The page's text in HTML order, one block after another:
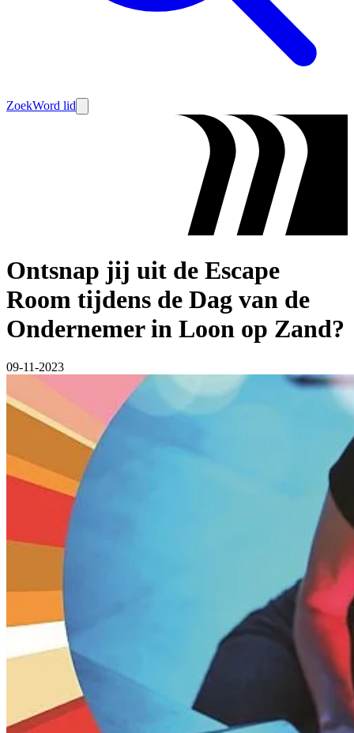
ZoekWord lid
Ontsnap jij uit de Escape
Room tijdens de Dag van de
Ondernemer in Loon op Zand?
09-11-2023